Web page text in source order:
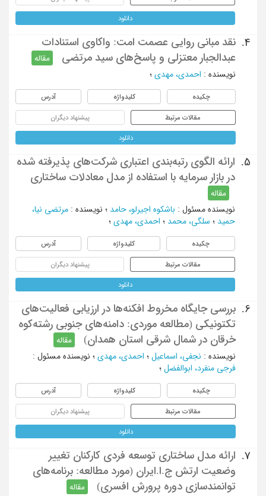
دانلود
4.
نقد مبانی روایی عصمت امت: واکاوی استنادات
عبدالجبار معتزلی و پاسخ‌های سید مرتضی
مقاله
نویسنده : احمدی، مهدی ؛
چکیده کلیدواژه آدرس
مقالات مرتبط پیشنهاد دیگران
دانلود
5.
ارائه الگوی رتبه‌بندی اعتباری شرکت‌های پذیرفته شده
در بازار سرمایه با استفاده از مدل معادلات ساختاری
مقاله
نویسنده مسئول : باشکوه اجیرلو، حامد ؛ نویسنده : مرتضی نیا،
حمید ؛ سلگی، محمد ؛ احمدی، مهدی ؛
چکیده کلیدواژه آدرس
مقالات مرتبط پیشنهاد دیگران
دانلود
6.
بررسی جایگاه مخروط افکنه‌ها در ارزیابی فعالیت‌های
تکتونیکی (مطالعه موردی: دامنه‌های جنوبی رشته‌کوه
خرقان در شمال شرقی استان همدان)
مقاله
نویسنده : نجفی، اسماعیل ؛ احمدی، مهدی ؛ نویسنده مسئول :
فرجی منفرد، ابوالفضل ؛
چکیده کلیدواژه آدرس
مقالات مرتبط پیشنهاد دیگران
دانلود
7.
ارائه مدل ساختاری توسعه فردی کارکنان تغییر
وضعیت ارتش ج.ا.ایران (مورد مطالعه: برنامه‌های
توانمندسازی دوره پرورش افسری)
مقاله